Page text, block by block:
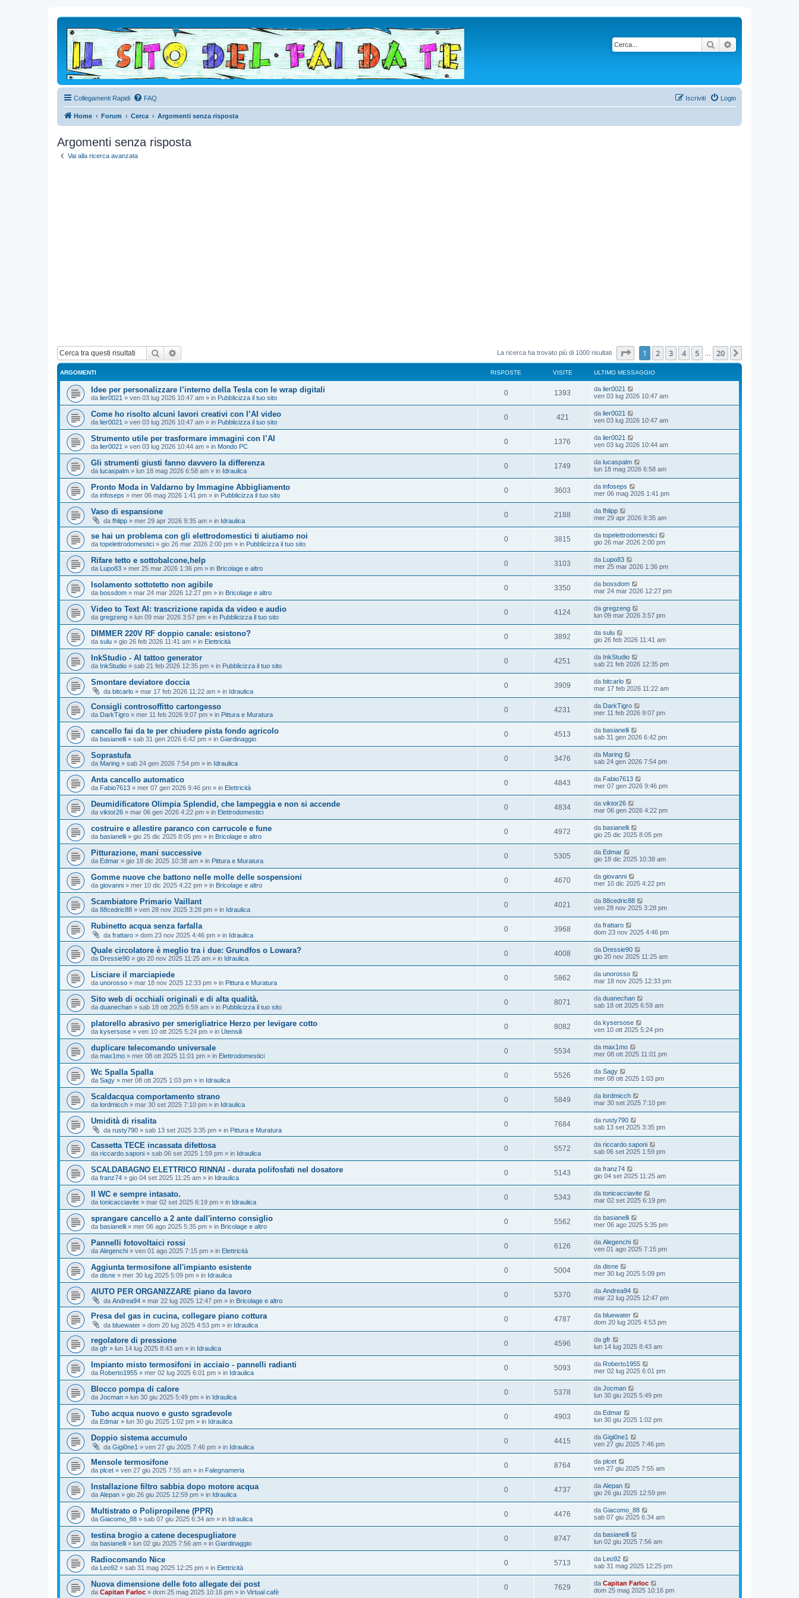
Cerca
Collegamenti Rapidi FAQ Login
Iscriviti
Home Forum Cerca Argomenti senza risposta
Argomenti senza risposta
Vai alla ricerca avanzata
Cerca La ricerca ha trovato più di 1000 risultati Pagina1 di
1 2 3 4 5 20
ARGOMENTI RISPOSTE VISITE ULTIMO MESSAGGIO
Idee per personalizzare l’interno della Tesla con le wrap digitali
da lier0021 » ven 03 lug 2026 10:47 am » in Pubblicizza il tuo sito
0 1393 da lier0021
ven 03 lug 2026 10:47 am
Come ho risolto alcuni lavori creativi con l’AI video
da lier0021 » ven 03 lug 2026 10:47 am » in Pubblicizza il tuo sito
0 421 da lier0021
ven 03 lug 2026 10:47 am
Strumento utile per trasformare immagini con l’AI
da lier0021 » ven 03 lug 2026 10:44 am » in Mondo PC
0 1376 da lier0021
ven 03 lug 2026 10:44 am
Gli strumenti giusti fanno davvero la differenza
da lucaspalm » lun 18 mag 2026 6:58 am » in Idraulica
0 1749 da lucaspalm
lun 18 mag 2026 6:58 am
Pronto Moda in Valdarno by Immagine Abbigliamento
da infoseps » mer 06 mag 2026 1:41 pm » in Pubblicizza il tuo sito
0 3603 da infoseps
mer 06 mag 2026 1:41 pm
Vaso di espansione
da fhlipp » mer 29 apr 2026 9:35 am » in Idraulica
0 2188 da fhlipp
mer 29 apr 2026 9:35 am
se hai un problema con gli elettrodomestici ti aiutiamo noi
da topelettrodomestici » gio 26 mar 2026 2:00 pm » in Pubblicizza il tuo sito
0 3815 da topelettrodomestici
gio 26 mar 2026 2:00 pm
Rifare tetto e sottobalcone,help
da Lupo83 » mer 25 mar 2026 1:36 pm » in Bricolage e altro
0 3103 da Lupo83
mer 25 mar 2026 1:36 pm
Isolamento sottotetto non agibile
da bossdom » mar 24 mar 2026 12:27 pm » in Bricolage e altro
0 3350 da bossdom
mar 24 mar 2026 12:27 pm
Video to Text AI: trascrizione rapida da video e audio
da gregzeng » lun 09 mar 2026 3:57 pm » in Pubblicizza il tuo sito
0 4124 da gregzeng
lun 09 mar 2026 3:57 pm
DIMMER 220V RF doppio canale: esistono?
da sulu » gio 26 feb 2026 11:41 am » in Elettricità
0 3892 da sulu
gio 26 feb 2026 11:41 am
InkStudio - AI tattoo generator
da InkStudio » sab 21 feb 2026 12:35 pm » in Pubblicizza il tuo sito
0 4251 da InkStudio
sab 21 feb 2026 12:35 pm
Smontare deviatore doccia
da bitcarlo » mar 17 feb 2026 11:22 am » in Idraulica
0 3909 da bitcarlo
mar 17 feb 2026 11:22 am
Consigli controsoffitto cartongesso
da DarkTigro » mer 11 feb 2026 9:07 pm » in Pittura e Muratura
0 4231 da DarkTigro
mer 11 feb 2026 9:07 pm
cancello fai da te per chiudere pista fondo agricolo
da basianelli » sab 31 gen 2026 6:42 pm » in Giardinaggio
0 4513 da basianelli
sab 31 gen 2026 6:42 pm
Soprastufa
da Maring » sab 24 gen 2026 7:54 pm » in Idraulica
0 3476 da Maring
sab 24 gen 2026 7:54 pm
Anta cancello automatico
da Fabio7613 » mer 07 gen 2026 9:46 pm » in Elettricità
0 4843 da Fabio7613
mer 07 gen 2026 9:46 pm
Deumidificatore Olimpia Splendid, che lampeggia e non si accende
da viktor26 » mar 06 gen 2026 4:22 pm » in Elettrodomestici
0 4834 da viktor26
mar 06 gen 2026 4:22 pm
costruire e allestire paranco con carrucole e fune
da basianelli » gio 25 dic 2025 8:05 pm » in Bricolage e altro
0 4972 da basianelli
gio 25 dic 2025 8:05 pm
Pitturazione, mani successive
da Edmar » gio 18 dic 2025 10:38 am » in Pittura e Muratura
0 5305 da Edmar
gio 18 dic 2025 10:38 am
Gomme nuove che battono nelle molle delle sospensioni
da giovanni » mer 10 dic 2025 4:22 pm » in Bricolage e altro
0 4670 da giovanni
mer 10 dic 2025 4:22 pm
Scambiatore Primario Vaillant
da 88cedric88 » ven 28 nov 2025 3:28 pm » in Idraulica
0 4021 da 88cedric88
ven 28 nov 2025 3:28 pm
Rubinetto acqua senza farfalla
da frattaro » dom 23 nov 2025 4:46 pm » in Idraulica
0 3968 da frattaro
dom 23 nov 2025 4:46 pm
Quale circolatore è meglio tra i due: Grundfos o Lowara?
da Dressie90 » gio 20 nov 2025 11:25 am » in Idraulica
0 4008 da Dressie90
gio 20 nov 2025 11:25 am
Lisciare il marciapiede
da unorosso » mar 18 nov 2025 12:33 pm » in Pittura e Muratura
0 5862 da unorosso
mar 18 nov 2025 12:33 pm
Sito web di occhiali originali e di alta qualità.
da duanechan » sab 18 ott 2025 6:59 am » in Pubblicizza il tuo sito
0 8071 da duanechan
sab 18 ott 2025 6:59 am
platorello abrasivo per smerigliatrice Herzo per levigare cotto
da kysersose » ven 10 ott 2025 5:24 pm » in Utensili
0 8082 da kysersose
ven 10 ott 2025 5:24 pm
duplicare telecomando universale
da max1mo » mer 08 ott 2025 11:01 pm » in Elettrodomestici
0 5534 da max1mo
mer 08 ott 2025 11:01 pm
Wc Spalla Spalla
da Sagy » mer 08 ott 2025 1:03 pm » in Idraulica
0 5526 da Sagy
mer 08 ott 2025 1:03 pm
Scaldacqua comportamento strano
da lordmicch » mar 30 set 2025 7:10 pm » in Idraulica
0 5849 da lordmicch
mar 30 set 2025 7:10 pm
Umidità di risalita
da rusty790 » sab 13 set 2025 3:35 pm » in Pittura e Muratura
0 7684 da rusty790
sab 13 set 2025 3:35 pm
Cassetta TECE incassata difettosa
da riccardo.saponi » sab 06 set 2025 1:59 pm » in Idraulica
0 5572 da riccardo.saponi
sab 06 set 2025 1:59 pm
SCALDABAGNO ELETTRICO RINNAI - durata polifosfati nel dosatore
da franz74 » gio 04 set 2025 11:25 am » in Idraulica
0 5143 da franz74
gio 04 set 2025 11:25 am
Il WC e sempre intasato.
da tonicacciavite » mar 02 set 2025 6:19 pm » in Idraulica
0 5343 da tonicacciavite
mar 02 set 2025 6:19 pm
sprangare cancello a 2 ante dall'interno consiglio
da basianelli » mer 06 ago 2025 5:35 pm » in Bricolage e altro
0 5562 da basianelli
mer 06 ago 2025 5:35 pm
Pannelli fotovoltaici rossi
da Alegenchi » ven 01 ago 2025 7:15 pm » in Elettricità
0 6126 da Alegenchi
ven 01 ago 2025 7:15 pm
Aggiunta termosifone all'impianto esistente
da disne » mer 30 lug 2025 5:09 pm » in Idraulica
0 5004 da disne
mer 30 lug 2025 5:09 pm
AIUTO PER ORGANIZZARE piano da lavoro
da Andrea94 » mar 22 lug 2025 12:47 pm » in Bricolage e altro
0 5370 da Andrea94
mar 22 lug 2025 12:47 pm
Presa del gas in cucina, collegare piano cottura
da bluewater » dom 20 lug 2025 4:53 pm » in Idraulica
0 4787 da bluewater
dom 20 lug 2025 4:53 pm
regolatore di pressione
da gfr » lun 14 lug 2025 8:43 am » in Idraulica
0 4596 da gfr
lun 14 lug 2025 8:43 am
Impianto misto termosifoni in acciaio - pannelli radianti
da Roberto1955 » mer 02 lug 2025 6:01 pm » in Idraulica
0 5093 da Roberto1955
mer 02 lug 2025 6:01 pm
Blocco pompa di calore
da Jocman » lun 30 giu 2025 5:49 pm » in Idraulica
0 5378 da Jocman
lun 30 giu 2025 5:49 pm
Tubo acqua nuovo e gusto sgradevole
da Edmar » lun 30 giu 2025 1:02 pm » in Idraulica
0 4903 da Edmar
lun 30 giu 2025 1:02 pm
Doppio sistema accumulo
da Gigi0ne1 » ven 27 giu 2025 7:46 pm » in Idraulica
0 4415 da Gigi0ne1
ven 27 giu 2025 7:46 pm
Mensole termosifone
da plcet » ven 27 giu 2025 7:55 am » in Falegnameria
0 8764 da plcet
ven 27 giu 2025 7:55 am
Installazione filtro sabbia dopo motore acqua
da Alepan » gio 26 giu 2025 12:59 pm » in Idraulica
0 4737 da Alepan
gio 26 giu 2025 12:59 pm
Multistrato o Polipropilene (PPR)
da Giacomo_88 » sab 07 giu 2025 6:34 am » in Idraulica
0 4476 da Giacomo_88
sab 07 giu 2025 6:34 am
testina brogio a catene decespugliatore
da basianelli » lun 02 giu 2025 7:56 am » in Giardinaggio
0 8747 da basianelli
lun 02 giu 2025 7:56 am
Radiocomando Nice
da Leo92 » sab 31 mag 2025 12:25 pm » in Elettricità
0 5713 da Leo92
sab 31 mag 2025 12:25 pm
Nuova dimensione delle foto allegate dei post
da Capitan Farloc » dom 25 mag 2025 10:16 pm » in Virtual cafè
0 7629 da Capitan Farloc
dom 25 mag 2025 10:16 pm